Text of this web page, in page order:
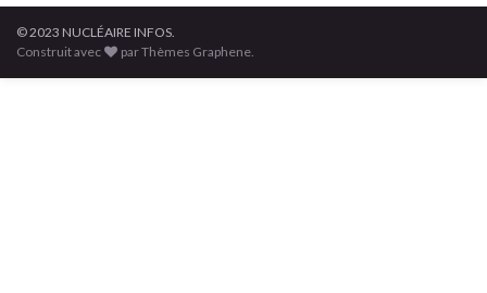
© 2023 NUCLÉAIRE INFOS.
Construit avec
par Thèmes Graphene.